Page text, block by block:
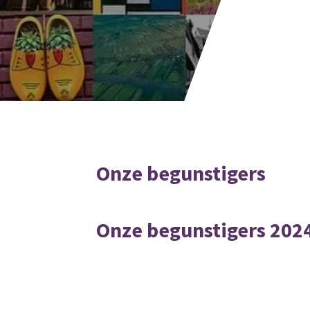
Onze begunstigers
Onze begunstigers